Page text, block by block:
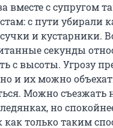
с супругом
с пути убирали
и кустарники.
секунды
с высоты. Угрозу
и их можно
Можно съезжать
но
как только таким